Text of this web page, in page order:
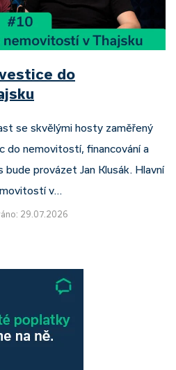
do
se skvělými hosty zaměřený
do nemovitostí, financování a
bude provázet Jan Klusák. Hlavní
v…
29.07.2026